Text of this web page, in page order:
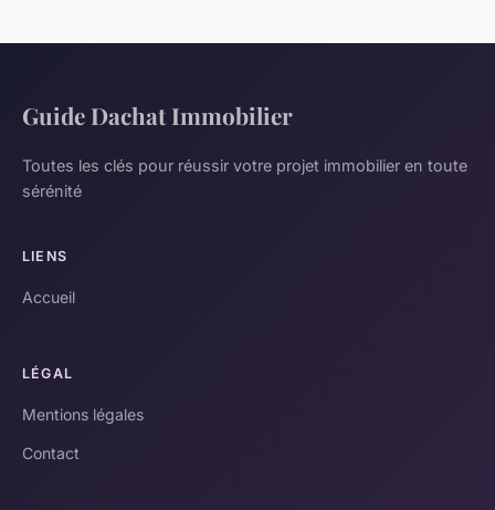
Guide Dachat Immobilier
Toutes les clés pour réussir votre projet immobilier en toute
sérénité
LIENS
Accueil
LÉGAL
Mentions légales
Contact